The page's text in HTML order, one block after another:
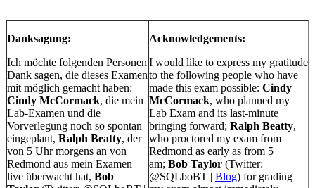
Danksagung:
Ich möchte folgenden Personen
Dank sagen, die dieses Examen
mit möglich gemacht haben:
Cindy McCormack, die mein
Lab-Examen und die
Vorverlegung noch so spontan
eingeplant, Ralph Beatty, der
von 5 Uhr morgens an von
Redmond aus mein Examen
live überwacht hat, Bob
Acknowledgements:
I would like to express my gratitude
to the following people who have
made this exam possible: Cindy
McCormack, who planned my
Lab Exam and its last-minute
bringing forward; Ralph Beatty,
who proctored my exam from
Redmond as early as from 5
am; Bob Taylor (Twitter:
@SQLboBT | Blog) for grading